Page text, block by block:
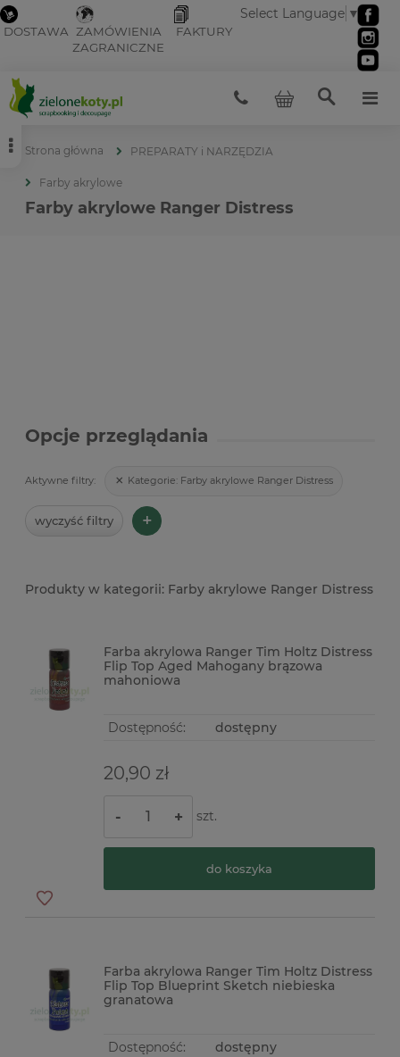
DOSTAWA ZAMÓWIENIA
ZAGRANICZNE
FAKTURY
Select Language ▼
Strona główna PREPARATY i NARZĘDZIA
Farby akrylowe
Farby akrylowe Ranger Distress
Opcje przeglądania
Aktywne filtry: Kategorie: Farby akrylowe Ranger Distress
wyczyść filtry +
Farby akrylowe Ranger Distress
Farba akrylowa Ranger Tim Holtz Distress
Flip Top Aged Mahogany brązowa
mahoniowa
Dostępność: dostępny
20,90 zł
- + szt.
do koszyka
Farba akrylowa Ranger Tim Holtz Distress
Flip Top Blueprint Sketch niebieska
granatowa
Dostępność: dostępny